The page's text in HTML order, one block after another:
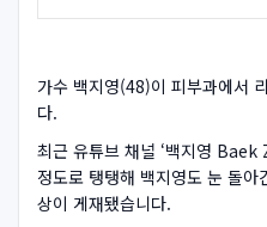
가수 백지영(48)이 피부과에서
다.
최근 유튜브 채널 ‘백지영 Baek
정도로 탱탱해 백지영도 눈 돌아
상이 게재됐습니다.